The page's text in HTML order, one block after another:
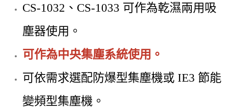
CS-1032、CS-1033 可作為乾濕兩用吸
塵器使用。
可作為中央集塵系統使用 。
可依需求選配防爆型集塵機或 IE3 節能
變頻型集塵機。